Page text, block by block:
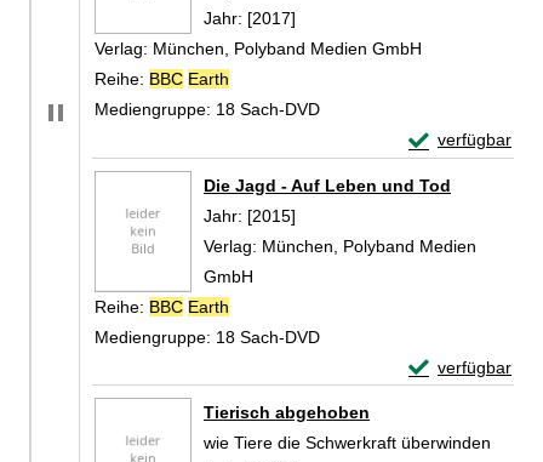
Suche nach diesem Verfasser
Jahr: [2017]
Verlag: München, Polyband Medien GmbH
Reihe: BBC Earth
Mediengruppe: 18 Sach-DVD
verfügbar
Exemplar-
Die Jagd - Auf Leben und Tod
Suche nach diesem Verfasser
Jahr: [2015]
Verlag: München, Polyband Medien
GmbH
Reihe: BBC Earth
Mediengruppe: 18 Sach-DVD
verfügbar
Exemplar-
Tierisch abgehoben
wie Tiere die Schwerkraft überwinden